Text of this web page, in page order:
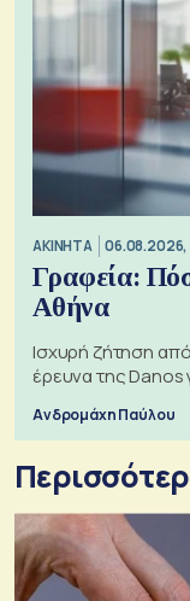
ΑΚΙΝΗΤΑ
Γραφεία:
Αθήνα
Ισχυρή ζήτηση
έρευνα της Danos
Ανδρομάχη Παύλου